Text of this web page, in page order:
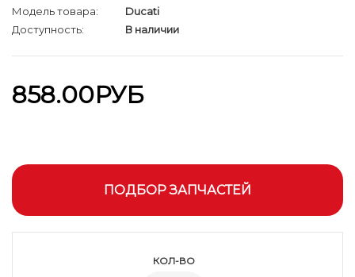
Модель товара:
Ducati
Доступность:
В наличии
858.00РУБ
ПОДБОР ЗАПЧАСТЕЙ
КОЛ-ВО